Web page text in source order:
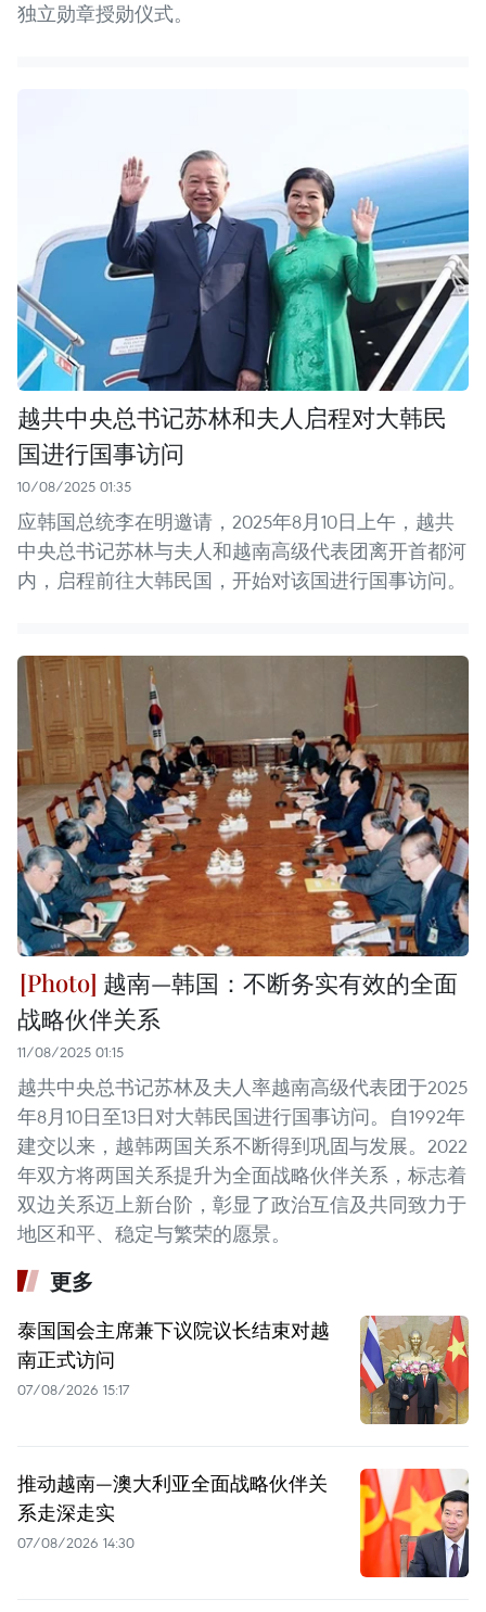
独立勋章授勋仪式。
越共中央总书记苏林和夫人启程对大韩民
国进行国事访问
10/08/2025 01:35
应韩国总统李在明邀请，2025年8月10日上午，越共
中央总书记苏林与夫人和越南高级代表团离开首都河
内，启程前往大韩民国，开始对该国进行国事访问。
越南—韩国：不断务实有效的全面
战略伙伴关系
11/08/2025 01:15
越共中央总书记苏林及夫人率越南高级代表团于2025
年8月10日至13日对大韩民国进行国事访问。自1992年
建交以来，越韩两国关系不断得到巩固与发展。2022
年双方将两国关系提升为全面战略伙伴关系，标志着
双边关系迈上新台阶，彰显了政治互信及共同致力于
地区和平、稳定与繁荣的愿景。
更多
泰国国会主席兼下议院议长结束对越
南正式访问
07/08/2026 15:17
推动越南—澳大利亚全面战略伙伴关
系走深走实
07/08/2026 14:30